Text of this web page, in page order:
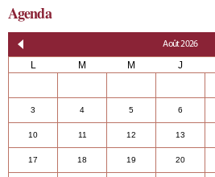
Agenda
Août 2026
«
L M M J
3 4 5 6
10 11 12 13
17 18 19 20